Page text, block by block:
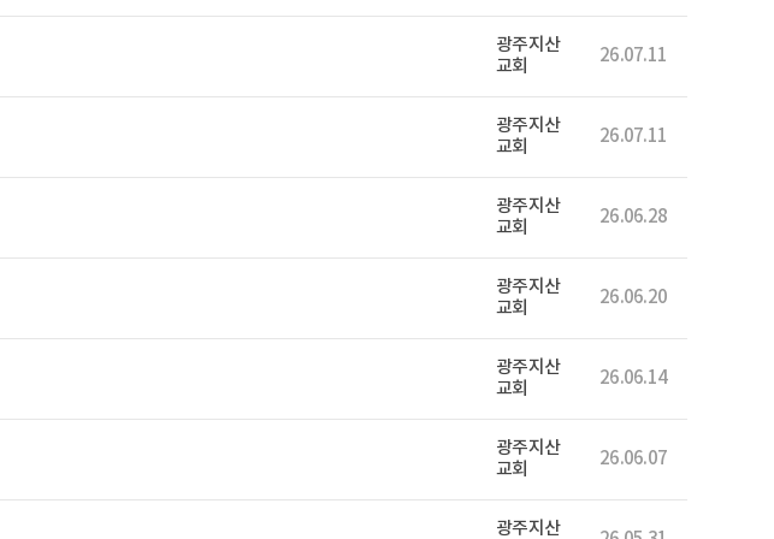
광주지산
교회
26.07.11
광주지산
교회
26.07.11
광주지산
교회
26.06.28
광주지산
교회
26.06.20
광주지산
교회
26.06.14
광주지산
교회
26.06.07
광주지산